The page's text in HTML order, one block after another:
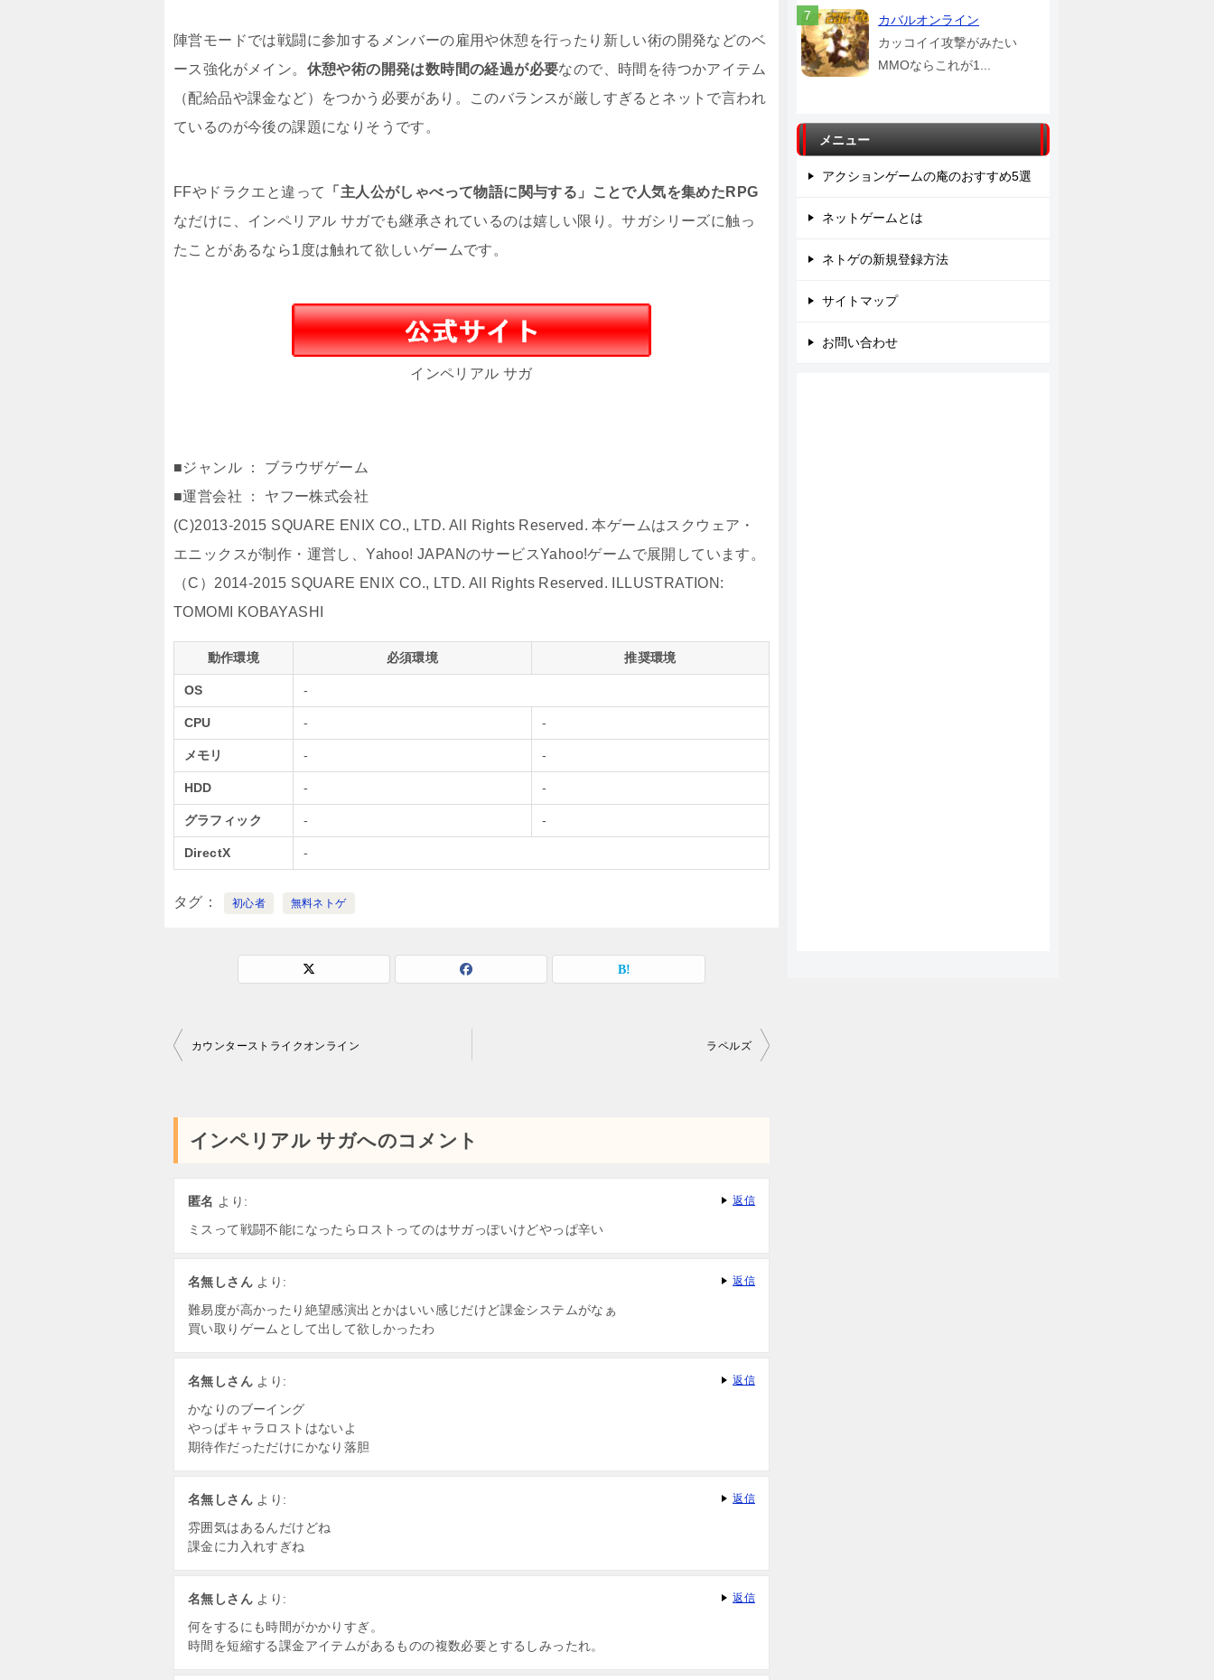
陣営モードでは戦闘に参加するメンバーの雇用や休憩を行ったり新しい術の開発などのベ
ース強化がメイン。 休憩や術の開発は数時間の経過が必要なので、時間を待つかアイテム
（配給品や課金など）をつかう必要があり。このバランスが厳しすぎるとネットで言われ
ているのが今後の課題になりそうです。
FFやドラクエと違って
「主人公がしゃべって物語に関与する」ことで人気を集めたRPG
なだけに、インペリアル サガでも継承されているのは嬉しい限り。サガシリーズに触っ
たことがあるなら1度は触れて欲しいゲームです。
インペリアル サガ
■ジャンル ： ブラウザゲーム
■運営会社 ： ヤフー株式会社
(C)2013-2015 SQUARE ENIX CO., LTD. All Rights Reserved. 本ゲームはスクウェア・
エニックスが制作・運営し、Yahoo! JAPANのサービスYahoo!ゲームで展開しています。
（C）2014-2015 SQUARE ENIX CO., LTD. All Rights Reserved. ILLUSTRATION:
TOMOMI KOBAYASHI
動作環境 必須環境 推奨環境
OS -
CPU - -
メモリ - -
HDD - -
グラフィック - -
DirectX -
タグ 初心者 無料ネトゲ
投
ゲ
ン
カウンターストライクオンライン ラペルズ
インペリアル サガへのコメント
匿名 より:
ミスって戦闘不能になったらロストってのはサガっぽいけどやっぱ辛い
返信
名無しさん より:
難易度が高かったり絶望感演出とかはいい感じだけど課金システムがなぁ
買い取りゲームとして出して欲しかったわ
返信
名無しさん より:
かなりのブーイング
やっぱキャラロストはないよ
期待作だっただけにかなり落胆
返信
名無しさん より:
雰囲気はあるんだけどね
課金に力入れすぎね
返信
名無しさん より:
何をするにも時間がかかりすぎ。
時間を短縮する課金アイテムがあるものの複数必要とするしみったれ。
返信
カバルオンライン
カッコイイ攻撃がみたい
MMOならこれが1...
メニュー
アクションゲームの庵のおすすめ5選
ネットゲームとは
ネトゲの新規登録方法
サイトマップ
お問い合わせ